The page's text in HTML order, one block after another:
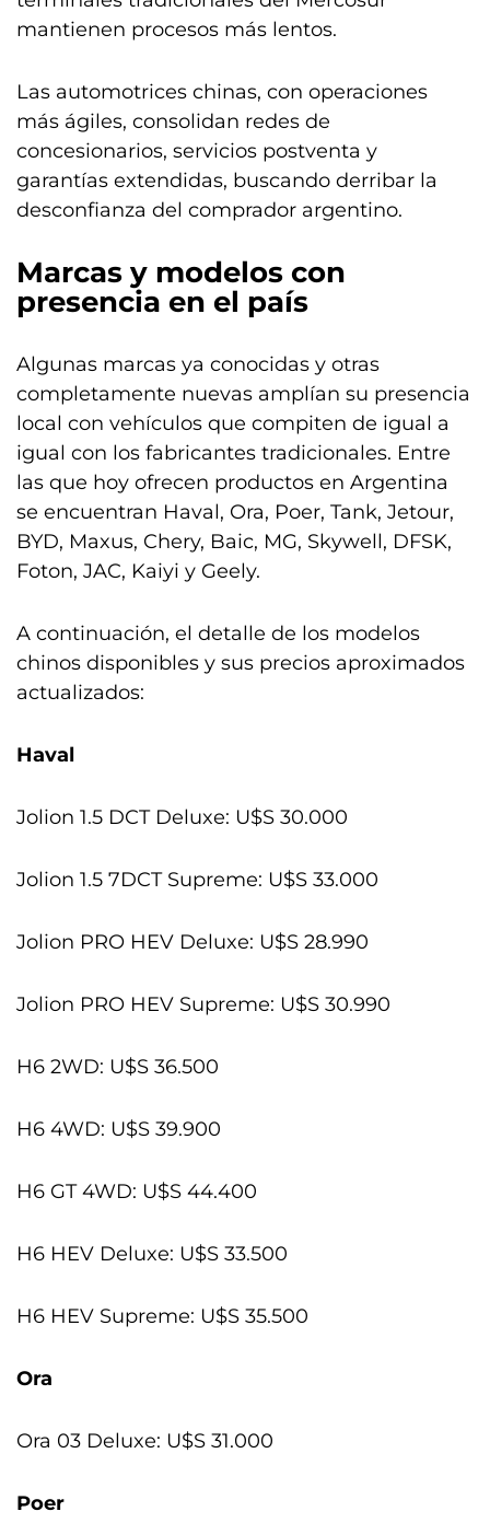
mantienen procesos más lentos.
Las automotrices chinas, con operaciones
más ágiles, consolidan redes de
concesionarios, servicios postventa y
garantías extendidas, buscando derribar la
desconfianza del comprador argentino.
Marcas y modelos con
presencia en el país
Algunas marcas ya conocidas y otras
completamente nuevas amplían su presencia
local con vehículos que compiten de igual a
igual con los fabricantes tradicionales. Entre
las que hoy ofrecen productos en Argentina
se encuentran Haval, Ora, Poer, Tank, Jetour,
BYD, Maxus, Chery, Baic, MG, Skywell, DFSK,
Foton, JAC, Kaiyi y Geely.
A continuación, el detalle de los modelos
chinos disponibles y sus precios aproximados
actualizados:
Haval
Jolion 1.5 DCT Deluxe: U$S 30.000
Jolion 1.5 7DCT Supreme: U$S 33.000
Jolion PRO HEV Deluxe: U$S 28.990
Jolion PRO HEV Supreme: U$S 30.990
H6 2WD: U$S 36.500
H6 4WD: U$S 39.900
H6 GT 4WD: U$S 44.400
H6 HEV Deluxe: U$S 33.500
H6 HEV Supreme: U$S 35.500
Ora
Ora 03 Deluxe: U$S 31.000
Poer